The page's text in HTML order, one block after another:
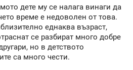
дете му се налага винаги да
време е недоволен от това.
еднаква възраст,
се разбират много добре
но в детството
са много чести.